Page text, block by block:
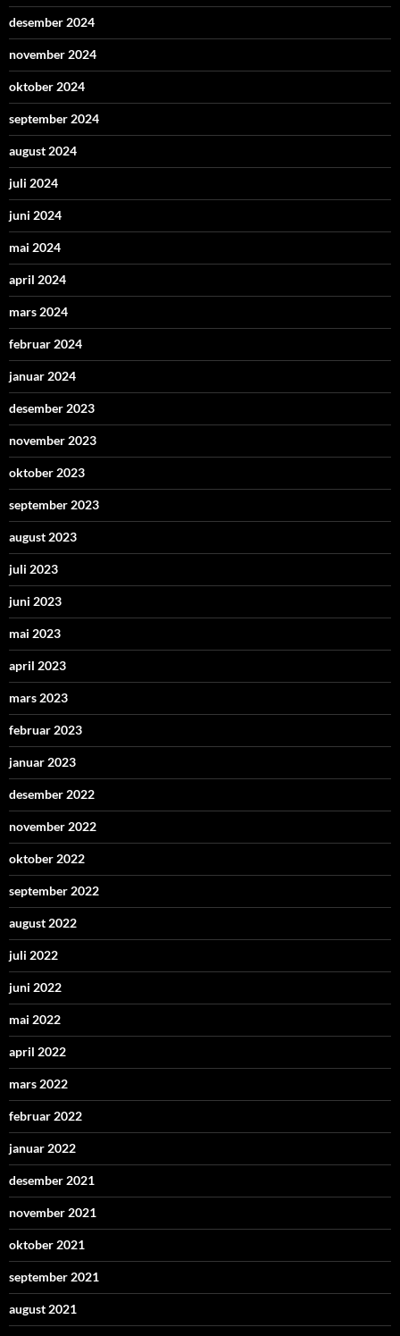
desember 2024
november 2024
oktober 2024
september 2024
august 2024
juli 2024
juni 2024
mai 2024
april 2024
mars 2024
februar 2024
januar 2024
desember 2023
november 2023
oktober 2023
september 2023
august 2023
juli 2023
juni 2023
mai 2023
april 2023
mars 2023
februar 2023
januar 2023
desember 2022
november 2022
oktober 2022
september 2022
august 2022
juli 2022
juni 2022
mai 2022
april 2022
mars 2022
februar 2022
januar 2022
desember 2021
november 2021
oktober 2021
september 2021
august 2021